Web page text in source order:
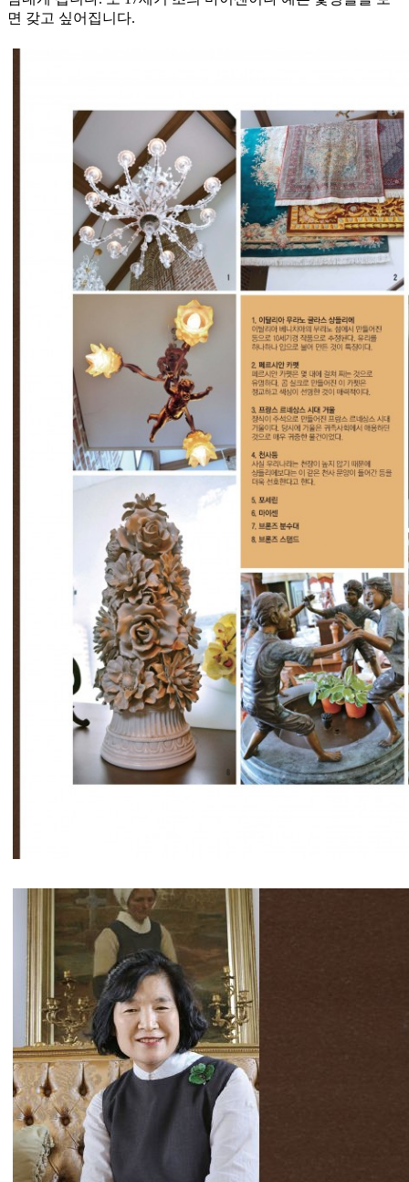
면 갖고 싶어집니다.